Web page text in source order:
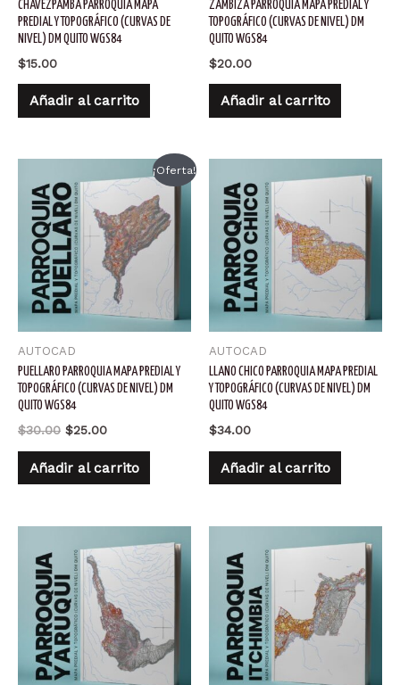
CHAVEZPAMBA PARROQUIA MAPA
PREDIAL Y TOPOGRÁFICO (CURVAS DE
NIVEL) DM QUITO WGS84
$15.00
Añadir al carrito
ZAMBIZA PARROQUIA MAPA PREDIAL Y
TOPOGRÁFICO (CURVAS DE NIVEL) DM
QUITO WGS84
$20.00
Añadir al carrito
¡Oferta!
AUTOCAD
PUELLARO PARROQUIA MAPA PREDIAL Y
TOPOGRÁFICO (CURVAS DE NIVEL) DM
QUITO WGS84
$30.00 El
original
era:
$25.00El
actual
es:
Añadir al carrito
AUTOCAD
LLANO CHICO PARROQUIA MAPA PREDIAL
Y TOPOGRÁFICO (CURVAS DE NIVEL) DM
QUITO WGS84
$34.00
Añadir al carrito